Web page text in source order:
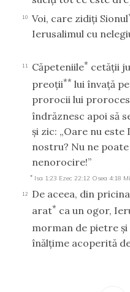
10 Voi, care zidiţi Sionul
Ierusalimul cu
11 Căpeteniile* cetăţii
preoţii** lui învaţă
prorocii lui
îndrăznesc apoi să
şi zic: „Oare nu
nostru? Nu ne
nenorocire!”
* Isa 1:23 Ezec 22:12 Osea 4:18
12
De aceea, din
arat* ca un ogor,
morman de pietre
înălţime acoperită